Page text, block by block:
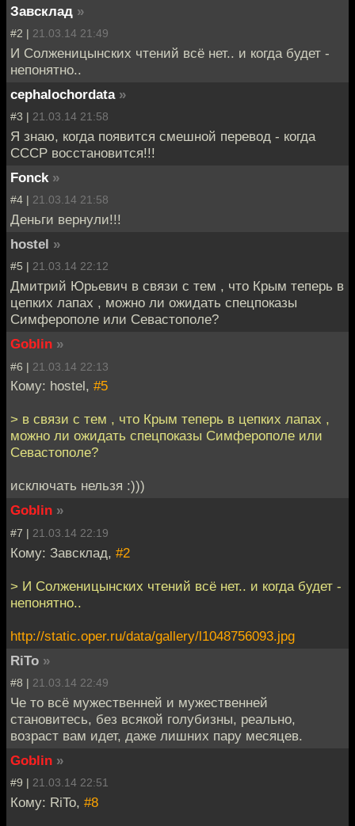
Завсклад »
#2 | 21.03.14 21:49
И Солженицынских чтений всё нет.. и когда будет -
непонятно..
cephalochordata »
#3 | 21.03.14 21:58
Я знаю, когда появится смешной перевод - когда
СССР восстановится!!!
Fonck »
#4 | 21.03.14 21:58
Деньги вернули!!!
hostel »
#5 | 21.03.14 22:12
Дмитрий Юрьевич в связи с тем , что Крым теперь в
цепких лапах , можно ли ожидать спецпоказы
Симферополе или Севастополе?
Goblin »
#6 | 21.03.14 22:13
Кому: hostel, #5
> в связи с тем , что Крым теперь в цепких лапах ,
можно ли ожидать спецпоказы Симферополе или
Севастополе?
исключать нельзя :)))
Goblin »
#7 | 21.03.14 22:19
Кому: Завсклад, #2
> И Солженицынских чтений всё нет.. и когда будет -
непонятно..
http://static.oper.ru/data/gallery/l1048756093.jpg
RiTo »
#8 | 21.03.14 22:49
Че то всё мужественней и мужественней
становитесь, без всякой голубизны, реально,
возраст вам идет, даже лишних пару месяцев.
Goblin »
#9 | 21.03.14 22:51
Кому: RiTo, #8